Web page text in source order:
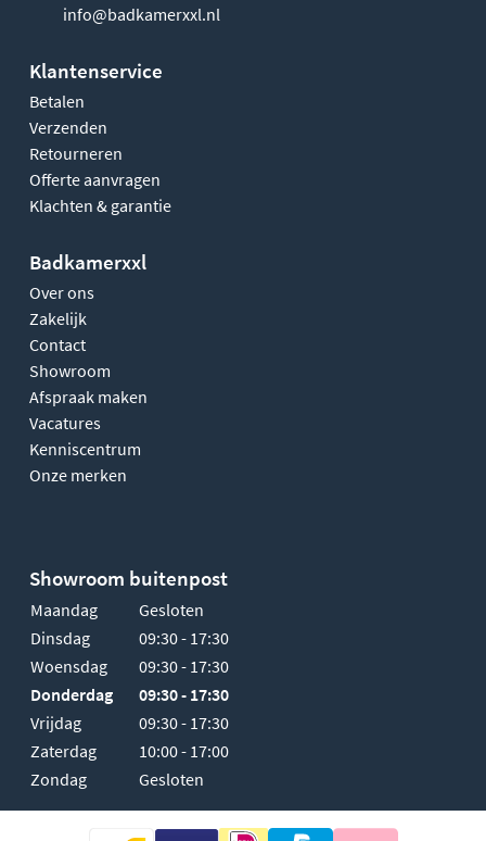
info@badkamerxxl.nl
Klantenservice
Betalen
Verzenden
Retourneren
Offerte aanvragen
Klachten & garantie
Badkamerxxl
Over ons
Zakelijk
Contact
Showroom
Afspraak maken
Vacatures
Kenniscentrum
Onze merken
Showroom buitenpost
Maandag
Gesloten
Dinsdag
09:30 - 17:30
Woensdag
09:30 - 17:30
Donderdag
09:30 - 17:30
Vrijdag
09:30 - 17:30
Zaterdag
10:00 - 17:00
Zondag
Gesloten